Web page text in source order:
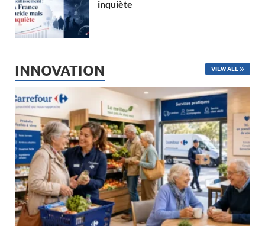
inquiète
INNOVATION VIEW ALL